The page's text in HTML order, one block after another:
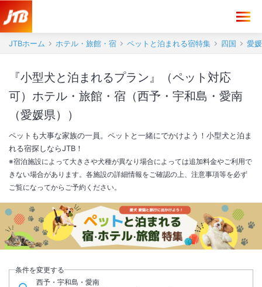
JTBホーム ホテル・旅館・宿 ペットと泊まれる宿特集 四国 愛
『小型犬と泊まれるプラン』（ペット対応
可）ホテル・旅館・宿（西予・宇和島・愛南
（愛媛県））
ペットも大事な家族の一員。ペットと一緒にでかけよう！小型犬と泊ま
れる宿探しならJTB！
※宿泊施設によって大きさや犬種が異なり場合によっては追加料金やご利用で
きない場合があります。各施設の詳細情報をご確認の上、注意事項等を必ず
ご覧になってからご予約ください。
条件を変更する
西予・宇和島・愛南